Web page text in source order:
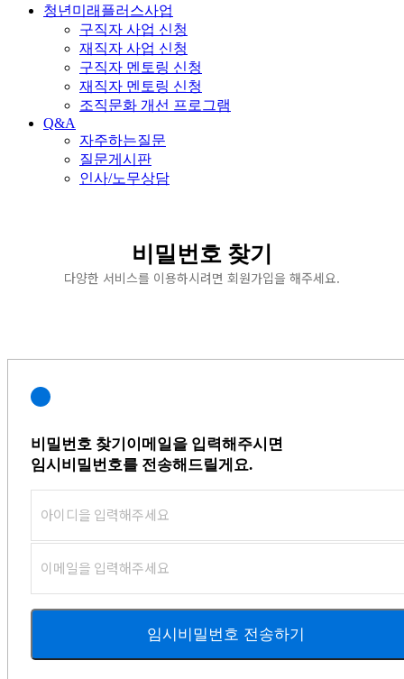
청년미래플러스사업
구직자 사업 신청
재직자 사업 신청
구직자 멘토링 신청
재직자 멘토링 신청
조직문화 개선 프로그램
Q&A
자주하는질문
질문게시판
인사/노무상담
비밀번호 찾기
다양한 서비스를 이용하시려면 회원가입을 해주세요.
비밀번호 찾기 이메일을 입력해주시면
임시비밀번호를 전송해드릴게요.
임시비밀번호 전송하기